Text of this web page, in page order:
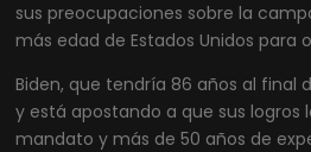
sus preocupaciones sobre la
más edad de Estados Unidos para
Biden, que tendría 86 años al final
y está apostando a que sus logros
mandato y más de 50 años de